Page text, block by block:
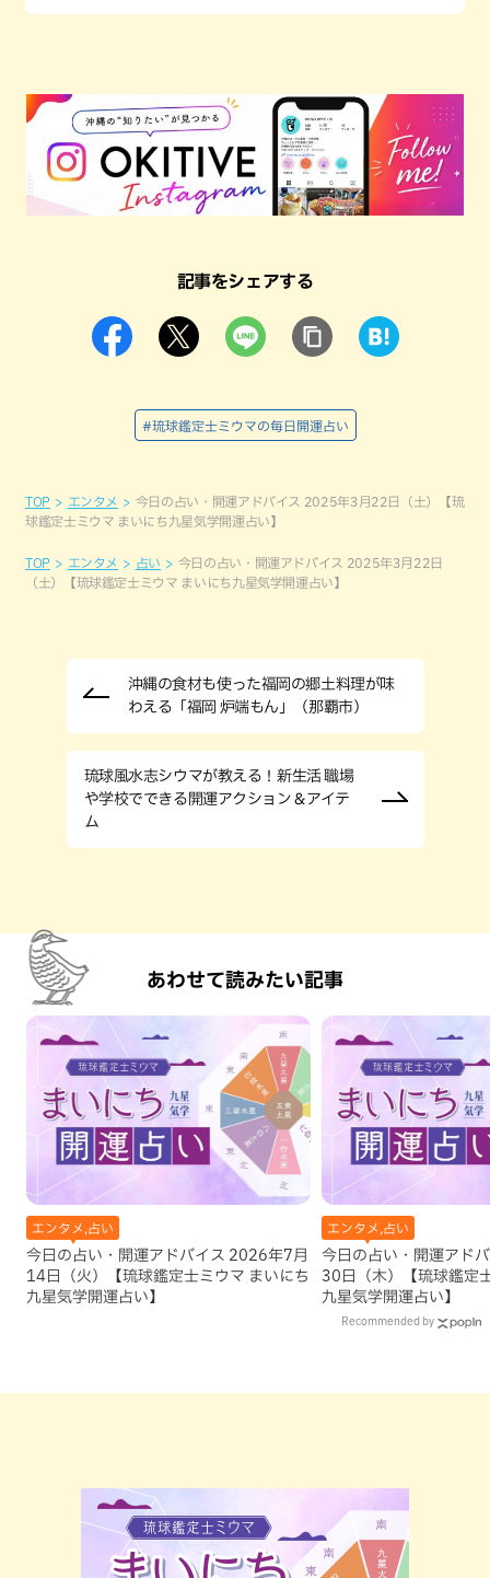
記事をシェアする
#琉球鑑定士ミウマの毎日開運占い
TOP エンタメ
今日の占い・開運アドバイス 2025年3月22日（土）【琉
球鑑定士ミウマ まいにち九星気学開運占い】
TOP エンタメ 占い
今日の占い・開運アドバイス 2025年3月22日
（土）【琉球鑑定士ミウマ まいにち九星気学開運占い】
沖縄の食材も使った福岡の郷土料理が味
わえる「福岡 炉端もん」（那覇市）
琉球風水志シウマが教える！新生活 職場
や学校でできる開運アクション＆アイテ
ム
あわせて読みたい記事
エンタメ,占い
今日の占い・開運アドバイス 2026年7月
14日（火）【琉球鑑定士ミウマ まいにち
九星気学開運占い】
エンタメ,占い
今日の占い・開運アド
30日（木）【琉球鑑定
九星気学開運占い】
Recommended by